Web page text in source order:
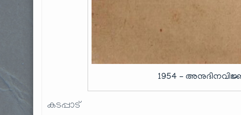
1954 –
കടപ്പാട്